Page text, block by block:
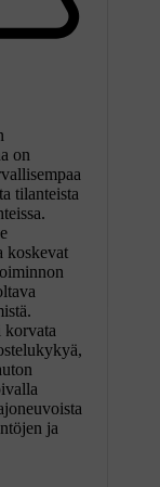
on
tilanteista
koskevat
ja